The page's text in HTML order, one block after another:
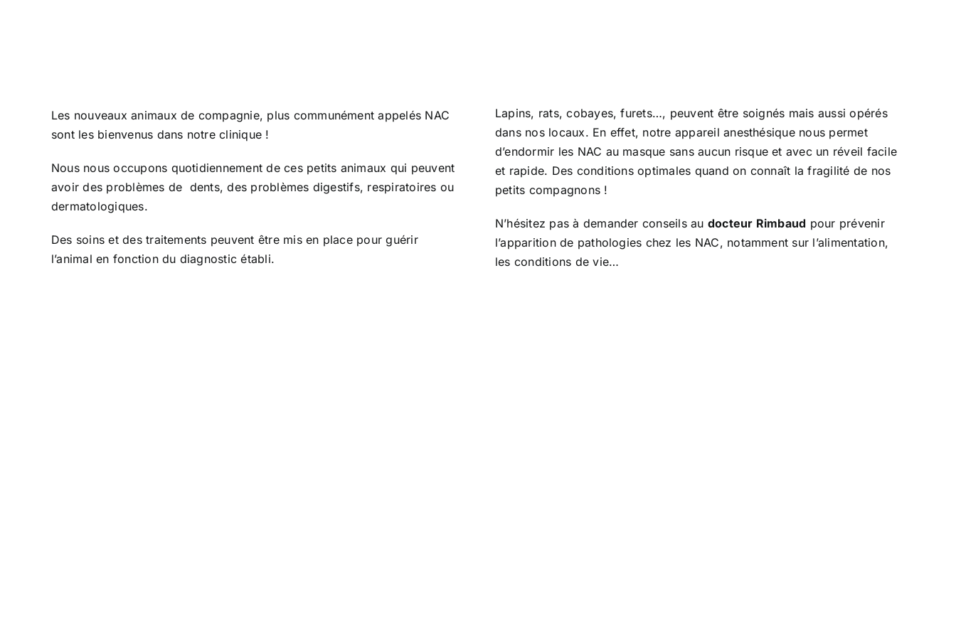
Les nouveaux animaux de compagnie, plus communément appelés NAC
sont les bienvenus dans notre clinique !
Nous nous occupons quotidiennement de ces petits animaux qui peuvent
avoir des problèmes de dents, des problèmes digestifs, respiratoires ou
dermatologiques.
Des soins et des traitements peuvent être mis en place pour guérir
l’animal en fonction du diagnostic établi.
Lapins, rats, cobayes, furets…, peuvent être soignés mais aussi opérés
dans nos locaux. En effet, notre appareil anesthésique nous permet
d’endormir les NAC au masque sans aucun risque et avec un réveil facile
et rapide. Des conditions optimales quand on connaît la fragilité de nos
petits compagnons !
N’hésitez pas à demander conseils au docteur Rimbaud pour prévenir
l’apparition de pathologies chez les NAC, notamment sur l’alimentation,
les conditions de vie…